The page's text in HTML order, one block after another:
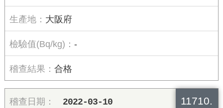
大阪府
-
合格
11710.
2022-03-10